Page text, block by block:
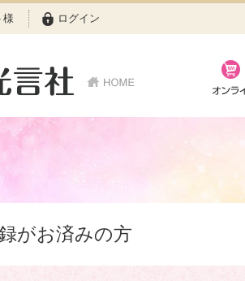
様 ログイン
がお済みの方